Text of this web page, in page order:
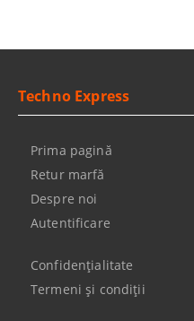
Techno Express
Prima pagină
Retur marfă
Despre noi
Autentificare
Confidenţialitate
Termeni şi condiţii